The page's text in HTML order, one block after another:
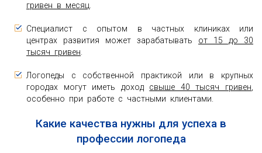
гривен в месяц
Специалист с опытом в частных клиниках или
центрах развития может зарабатывать от 15 до 30
тысяч гривен
Логопеды с собственной практикой или в крупных
городах могут иметь доход свыше 40 тысяч гривен
особенно при работе с частными клиентами.
Какие качества нужны для успеха в
профессии логопеда